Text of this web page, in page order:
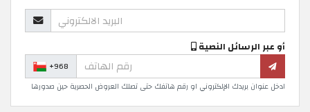
أو عبر الرسائل النصية
+968
ادخل عنوان بريدك الإلكتروني او رقم هاتفك حتى تصلك العروض الحصرية حين صدورها